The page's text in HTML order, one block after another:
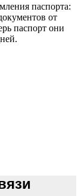
паспорта:
от
паспорт они